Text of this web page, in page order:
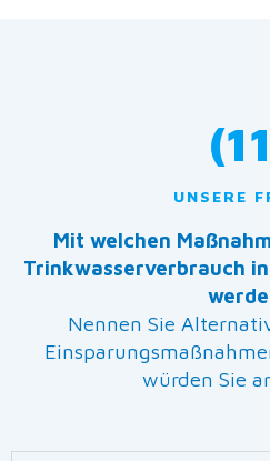
UNSERE
Mit welchen
Trinkwasserverbrauch
Nennen Sie
würden Sie